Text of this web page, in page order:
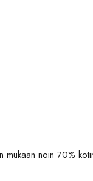
noin 70%